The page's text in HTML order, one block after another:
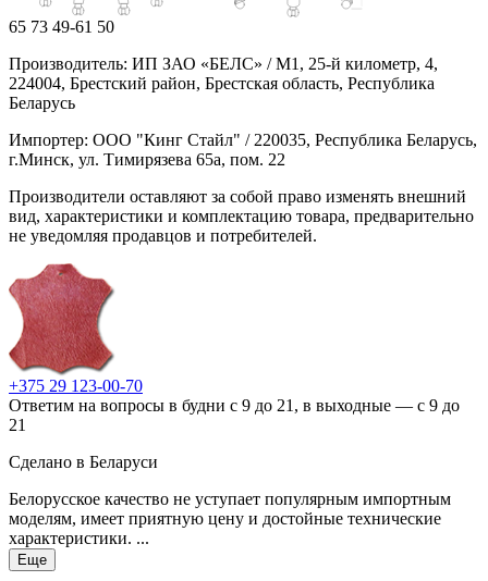
65 73 49-61 50
Производитель: ИП ЗАО «БЕЛС» / М1, 25-й километр, 4,
224004, Брестский район, Брестская область, Республика
Беларусь
Импортер: ООО "Кинг Стайл" / 220035, Республика Беларусь,
г.Минск, ул. Тимирязева 65а, пом. 22
Производители оставляют за собой право изменять внешний
вид, характеристики и комплектацию товара, предварительно
не уведомляя продавцов и потребителей.
+375 29 123-00-70
Ответим на вопросы в будни с 9 до 21, в выходные — с 9 до
21
Сделано в Беларуси
Белорусское качество не уступает популярным импортным
моделям, имеет приятную цену и достойные технические
характеристики. ...
Еще